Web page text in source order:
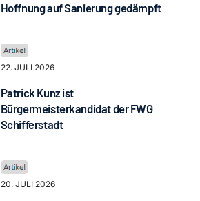
Hoffnung auf Sanierung gedämpft
22. JULI 2026
Patrick Kunz ist
Bürgermeisterkandidat der FWG
Schifferstadt
20. JULI 2026